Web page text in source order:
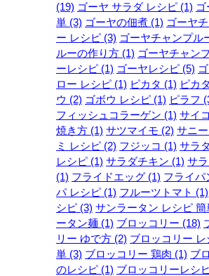
(19) ゴーヤ サラダ レシピ (1)
単 (3) ゴーヤの佃煮 (1) ゴーヤ
ー レシピ (3) ゴーヤチャンプル
ルーの作り方 (1) ゴーヤチャン
ーレシピ (1) ゴーヤレシピ (5)
ロー レシピ (1) ピカタ (1) ピカ
ウ (2) ゴボウ レシピ (1) ピラフ
フィッシュコラーゲン (1) サイ
焼き方 (1) サツマイモ (2) サニ
ミ レシピ (2) フジッコ (1) サラ
レシピ (1) サラダチキン (1) サ
(1) フライドエッグ (1) フライパ
パ レシピ (1) フルーツトマト (1)
シピ (3) サンラータン レシピ 簡
ータン麺 (1) ブロッコリー (18)
リー ゆで方 (2) ブロッコリー レ
単 (3) ブロッコリー 鶏肉 (1) ブ
のレシピ (1) ブロッコリーレシ